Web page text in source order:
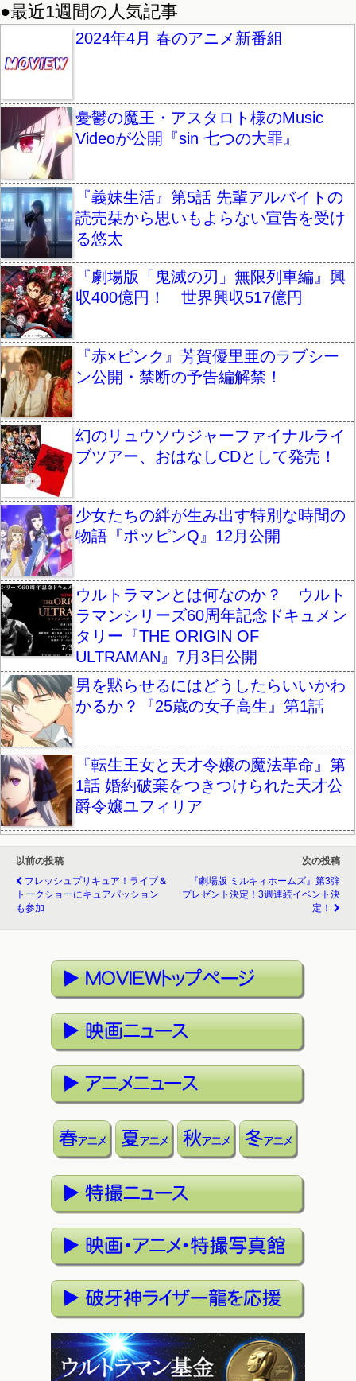
●最近1週間の人気記事
2024年4月 春のアニメ新番組
憂鬱の魔王・アスタロト様のMusic
Videoが公開『sin 七つの大罪』
『義妹生活』第5話 先輩アルバイトの
読売栞から思いもよらない宣告を受け
る悠太
『劇場版「鬼滅の刃」無限列車編』興
収400億円！ 世界興収517億円
『赤×ピンク』芳賀優里亜のラブシー
ン公開・禁断の予告編解禁！
幻のリュウソウジャーファイナルライ
ブツアー、おはなしCDとして発売！
少女たちの絆が生み出す特別な時間の
物語『ポッピンQ』12月公開
ウルトラマンとは何なのか？ ウルト
ラマンシリーズ60周年記念ドキュメン
タリー『THE ORIGIN OF
ULTRAMAN』7月3日公開
男を黙らせるにはどうしたらいいかわ
かるか？『25歳の女子高生』第1話
『転生王女と天才令嬢の魔法革命』第
1話 婚約破棄をつきつけられた天才公
爵令嬢ユフィリア
以前の投稿
フレッシュプリキュア！ライブ＆
トークショーにキュアパッション
も参加
次の投稿
『劇場版 ミルキィホームズ』第3弾
プレゼント決定！3週連続イベント決
定！